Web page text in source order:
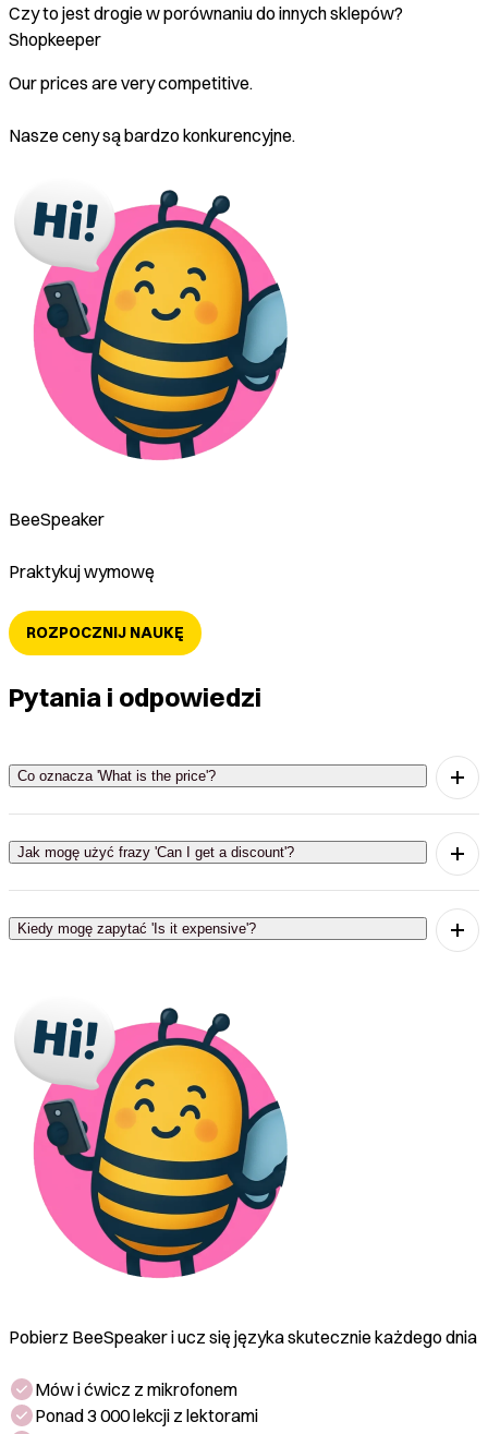
Czy to jest drogie w porównaniu do innych sklepów?
Shopkeeper
Our prices are very competitive.
Nasze ceny są bardzo konkurencyjne.
BeeSpeaker
Praktykuj wymowę
ROZPOCZNIJ NAUKĘ
Pytania i odpowiedzi
Co oznacza 'What is the price'?
'What is the price' oznacza 'Jaka jest cena?'
Jak mogę użyć frazy 'Can I get a discount'?
'Can I get a discount' oznacza 'Czy mogę dostać
zniżkę?' i używamy jej, gdy chcemy zapytać o
zniżkę.
Kiedy mogę zapytać 'Is it expensive'?
cenie.
Pobierz BeeSpeaker i ucz się języka skutecznie każdego dnia
Mów i ćwicz z mikrofonem
Ponad 3 000 lekcji z lektorami